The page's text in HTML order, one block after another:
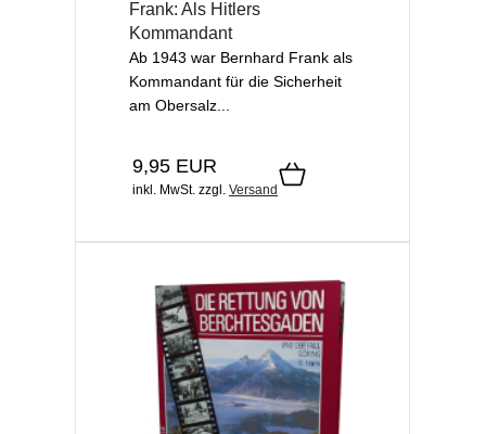
Frank: Als Hitlers
Kommandant
Ab 1943 war Bernhard Frank als
Kommandant für die Sicherheit
am Obersalz...
9,95 EUR
inkl. MwSt. zzgl. Versand